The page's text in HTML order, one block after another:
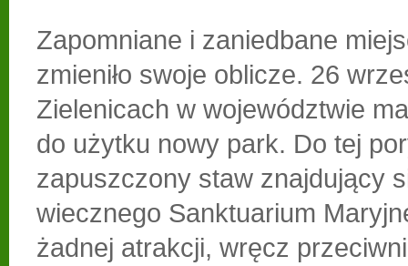
Zapomniane i zaniedbane
zmieniło swoje oblicze. 26
Zielenicach w województwie
do użytku nowy park. Do tej
zapuszczony staw znajdujący
wiecznego Sanktuarium
żadnej atrakcji, wręcz